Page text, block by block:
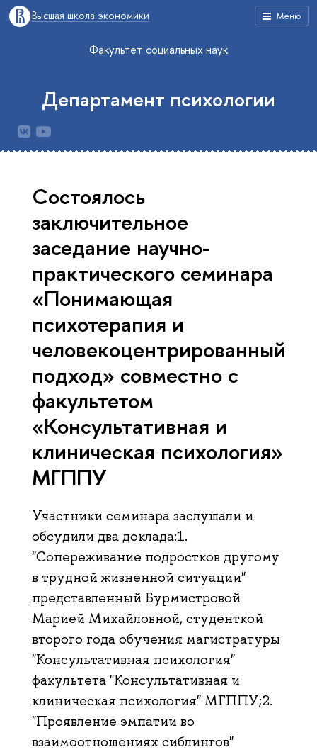
Меню
Высшая школа экономики
Факультет социальных наук
Департамент психологии
Cостоялось
заключительное
заседание научно-
практического семинара
«Понимающая
психотерапия и
человекоцентрированный
подход» совместно с
факультетом
«Консультативная и
клиническая психология»
МГППУ
Участники семинара заслушали и
обсудили два доклада:1.
"Сопереживание подростков другому
в трудной жизненной ситуации"
представленный Бурмистровой
Марией Михайловной, студенткой
второго года обучения магистратуры
"Консультативная психология"
факультета "Консультативная и
клиническая психология" МГППУ;2.
"Проявление эмпатии во
взаимоотношениях сиблингов"